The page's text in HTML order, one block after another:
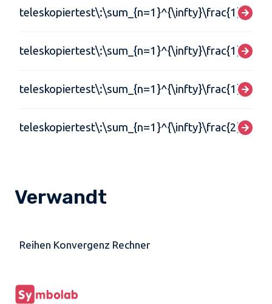
Verwandt
Reihen Konvergenz Rechner